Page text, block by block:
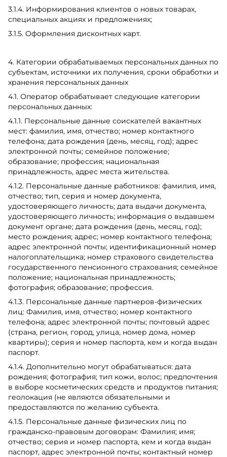
3.1.4. Информирования клиентов о новых товарах,
специальных акциях и предложениях;
3.1.5. Оформления дисконтных карт.
4. Категории обрабатываемых персональных данных по
субъектам, источники их получения, сроки обработки и
хранения персональных данных
4.1. Оператор обрабатывает следующие категории
персональных данных:
4.1.1. Персональные данные соискателей вакантных
мест: фамилия, имя, отчество; номер контактного
телефона; дата рождения (день, месяц, год); адрес
электронной почты; семейное положение;
образование; профессия; национальная
принадлежность, адрес места жительства.
4.1.2. Персональные данные работников: фамилия, имя,
отчество; тип, серия и номер документа,
удостоверяющего личность; дата выдачи документа,
удостоверяющего личность; информация о выдавшем
документ органе; дата рождения (день, месяц, год);
место рождения; адрес; номер контактного телефона;
адрес электронной почты; идентификационный номер
налогоплательщика; номер страхового свидетельства
государственного пенсионного страхования; семейное
положение; национальная принадлежность;
фотография; образование; профессия.
4.1.3. Персональные данные партнеров-физических
лиц: Фамилия, имя, отчество; номер контактного
телефона; адрес электронной почты; почтовый адрес
(страна, регион, город, улица, номер дома, номер
квартиры); серия и номер паспорта, кем и когда выдан
паспорт.
4.1.4. Дополнительно могут обрабатываться: дата
рождения; фотография; тип кожи, волос; предпочтения
в выборе косметических средств и продуктов питания;
геолокация (не являются обязательными и
предоставляются по желанию субъекта.
4.1.5. Персональные данные физических лиц по
гражданско-правовым договорам: Фамилия; имя;
отчество; серия и номер паспорта, кем и когда выдан
паспорт, адрес электронной почты; контактный номер